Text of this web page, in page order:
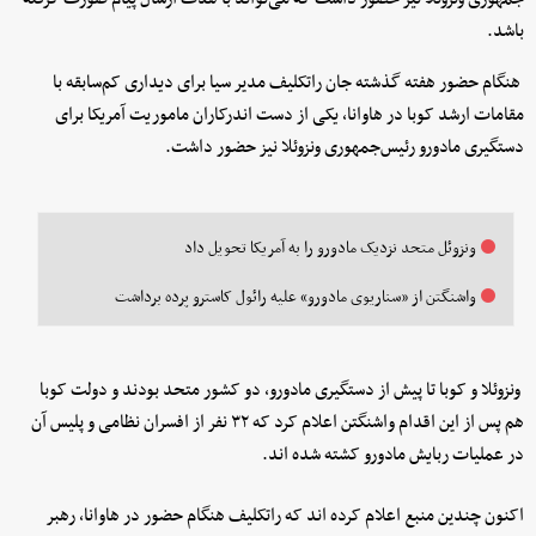
باشد.
هنگام حضور هفته گذشته جان راتکلیف مدیر سیا برای دیداری کم‌سابقه با
مقامات ارشد کوبا در هاوانا، یکی از دست اندرکاران ماموریت آمریکا برای
دستگیری مادورو رئیس‌جمهوری ونزوئلا نیز حضور داشت.
ونزوئل متحد نزدیک مادورو را به آمریکا تحویل داد
واشنگتن از «سناریوی مادورو» علیه رائول کاسترو پرده برداشت
ونزوئلا و کوبا تا پیش از دستگیری مادورو، دو کشور متحد بودند و دولت کوبا
هم پس از این اقدام واشنگتن اعلام کرد که ۳۲ نفر از افسران نظامی و پلیس آن
در عملیات ربایش مادورو کشته شده اند.
اکنون چندین منبع اعلام کرده اند که راتکلیف هنگام حضور در هاوانا، رهبر